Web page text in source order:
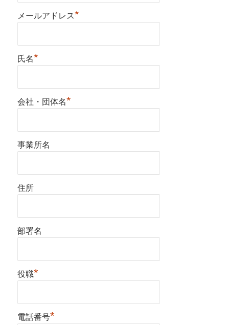
メールアドレス*
氏名*
会社・団体名*
事業所名
住所
部署名
役職*
電話番号*